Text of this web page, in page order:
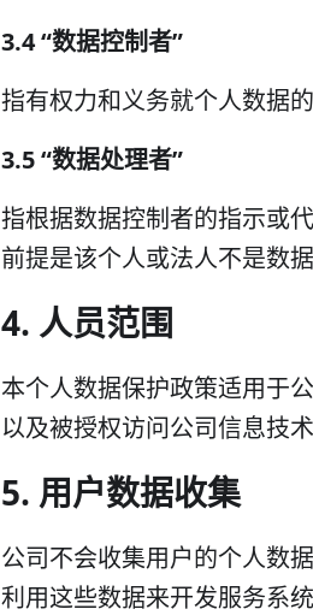
3.4 “数据控制者”
指有权力和义务就个人数据
3.5 “数据处理者”
指根据数据控制者的指示或
前提是该个人或法人不是数据
4. 人员范围
本个人数据保护政策适用于
以及被授权访问公司信息技
5. 用户数据收集
公司不会收集用户的个人数
利用这些数据来开发服务系